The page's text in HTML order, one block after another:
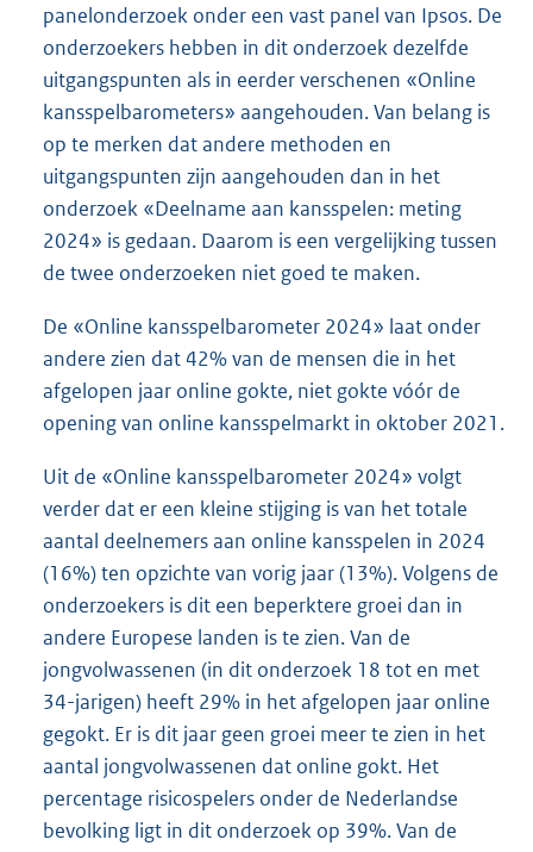
panelonderzoek onder een vast panel van Ipsos. De
onderzoekers hebben in dit onderzoek dezelfde
uitgangspunten als in eerder verschenen «Online
kansspelbarometers» aangehouden. Van belang is
op te merken dat andere methoden en
uitgangspunten zijn aangehouden dan in het
onderzoek «Deelname aan kansspelen: meting
2024» is gedaan. Daarom is een vergelijking tussen
de twee onderzoeken niet goed te maken.
De «Online kansspelbarometer 2024» laat onder
andere zien dat 42% van de mensen die in het
afgelopen jaar online gokte, niet gokte vóór de
opening van online kansspelmarkt in oktober 2021.
Uit de «Online kansspelbarometer 2024» volgt
verder dat er een kleine stijging is van het totale
aantal deelnemers aan online kansspelen in 2024
(16%) ten opzichte van vorig jaar (13%). Volgens de
onderzoekers is dit een beperktere groei dan in
andere Europese landen is te zien. Van de
jongvolwassenen (in dit onderzoek 18 tot en met
34-jarigen) heeft 29% in het afgelopen jaar online
gegokt. Er is dit jaar geen groei meer te zien in het
aantal jongvolwassenen dat online gokt. Het
percentage risicospelers onder de Nederlandse
bevolking ligt in dit onderzoek op 39%. Van de